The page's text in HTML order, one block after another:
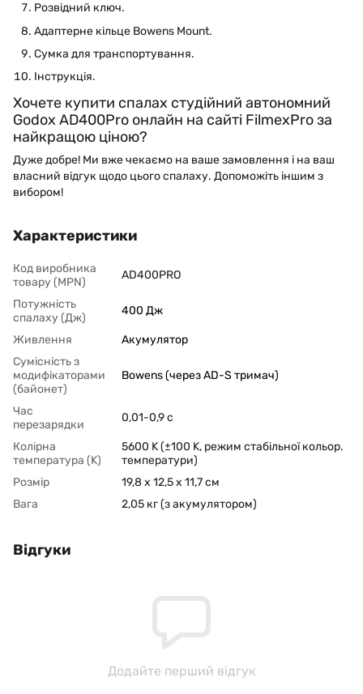
Розвідний ключ.
Адаптерне кільце Bowens Mount.
Сумка для транспортування.
Інструкція.
Хочете купити спалах студійний автономний
Godox AD400Pro онлайн на сайті FilmexPro за
найкращою ціною?
Дуже добре! Ми вже чекаємо на ваше замовлення і на ваш
власний відгук щодо цього спалаху. Допоможіть іншим з
вибором!
Характеристики
Код виробника
товару (MPN)
AD400PRO
Потужність
спалаху (Дж)
400 Дж
Живлення
Акумулятор
Сумісність з
модифікаторами
(байонет)
Bowens (через AD-S тримач)
Час
перезарядки
0,01-0,9 с
Колірна
температура (K)
5600 K (±100 K, режим стабільної кольор.
температури)
Розмір
19,8 x 12,5 x 11,7 см
Вага
2,05 кг (з акумулятором)
Відгуки
Додайте перший відгук